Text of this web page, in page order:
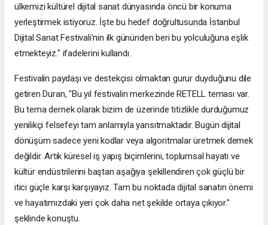
ülkemizi kültürel dijital sanat dünyasında öncü bir konuma
yerleştirmek istiyoruz. İşte bu hedef doğrultusunda İstanbul
Dijital Sanat Festivali'nin ilk gününden beri bu yolculuğuna eşlik
etmekteyiz." ifadelerini kullandı.
Festivalin paydaşı ve destekçisi olmaktan gurur duyduğunu dile
getiren Duran, "Bu yıl festivalin merkezinde RETELL teması var.
Bu tema dernek olarak bizim de üzerinde titizlikle durduğumuz
yenilikçi felsefeyi tam anlamıyla yansıtmaktadır. Bugün dijital
dönüşüm sadece yeni kodlar veya algoritmalar üretmek demek
değildir. Artık küresel iş yapış biçimlerini, toplumsal hayatı ve
kültür endüstrilerini baştan aşağıya şekillendiren çok güçlü bir
itici güçle karşı karşıyayız. Tam bu noktada dijital sanatın önemi
ve hayatımızdaki yeri çok daha net şekilde ortaya çıkıyor."
şeklinde konuştu.